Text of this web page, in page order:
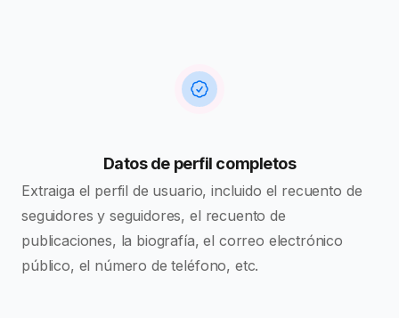
Datos de perfil completos
Extraiga el perfil de usuario, incluido el recuento de
seguidores y seguidores, el recuento de
publicaciones, la biografía, el correo electrónico
público, el número de teléfono, etc.